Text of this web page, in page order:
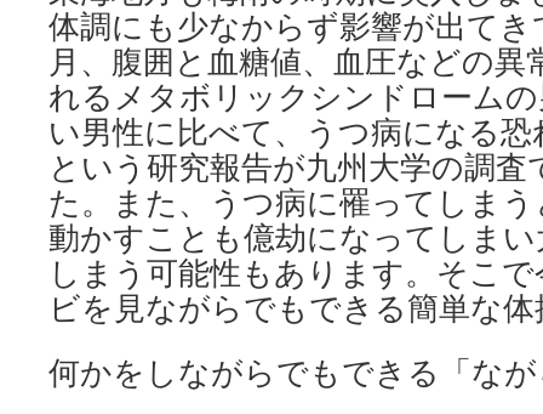
体調にも少なからず影響が出て
月、腹囲と血糖値、血圧などの
れるメタボリックシンドローム
い男性に比べて、うつ病になる
という研究報告が九州大学の調
た。また、うつ病に罹ってしま
動かすことも億劫になってしま
しまう可能性もあります。そこ
ビを見ながらでもできる簡単な
何かをしながらでもできる「な